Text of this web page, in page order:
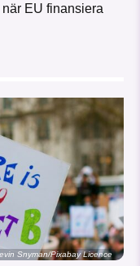
EU finansiera
Snyman/Pixabay Licence